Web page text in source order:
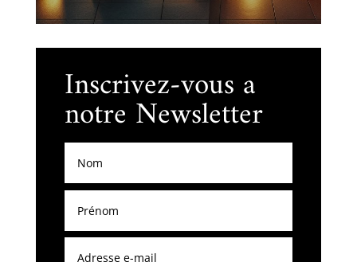
Inscrivez-vous a
notre Newsletter